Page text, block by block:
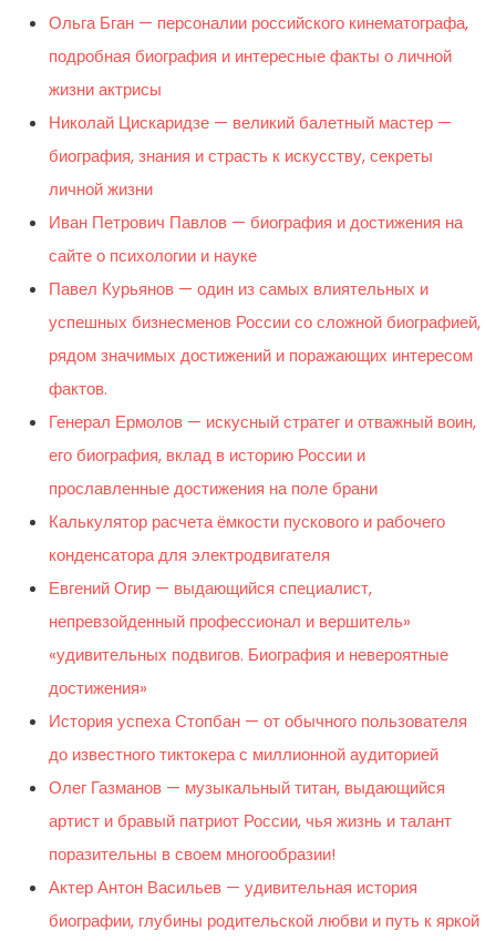
Ольга Бган — персоналии российского кинематографа,
подробная биография и интересные факты о личной
жизни актрисы
Николай Цискаридзе — великий балетный мастер —
биография, знания и страсть к искусству, секреты
личной жизни
Иван Петрович Павлов — биография и достижения на
сайте о психологии и науке
Павел Курьянов — один из самых влиятельных и
успешных бизнесменов России со сложной биографией,
рядом значимых достижений и поражающих интересом
фактов.
Генерал Ермолов — искусный стратег и отважный воин,
его биография, вклад в историю России и
прославленные достижения на поле брани
Калькулятор расчета ёмкости пускового и рабочего
конденсатора для электродвигателя
Евгений Огир — выдающийся специалист,
непревзойденный профессионал и вершитель»
«удивительных подвигов. Биография и невероятные
достижения»
История успеха Стопбан — от обычного пользователя
до известного тиктокера с миллионной аудиторией
Олег Газманов — музыкальный титан, выдающийся
артист и бравый патриот России, чья жизнь и талант
поразительны в своем многообразии!
Актер Антон Васильев — удивительная история
биографии, глубины родительской любви и путь к яркой